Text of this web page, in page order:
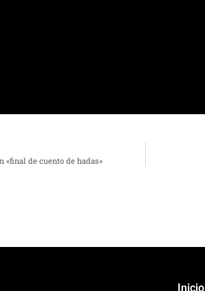
«final de cuento de hadas»
Inicio